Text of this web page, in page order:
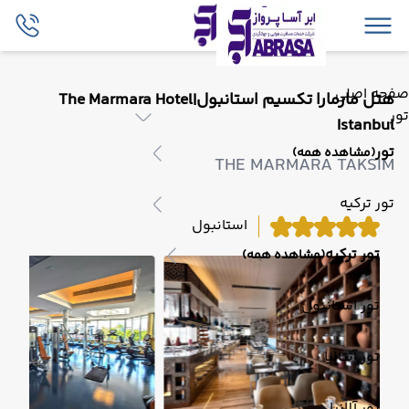
صفحه اصلی
تور
تور(مشاهده همه)
تور ترکیه
تور ترکیه(مشاهده همه)
تور استانبول
تور آنتالیا
هتل مارمارا تکسیم استانبول|The Marmara Hotel
Istanbul
THE MARMARA TAKSIM
استانبول